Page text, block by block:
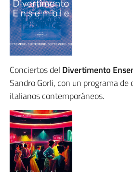
Conciertos del Divertimento
Sandro Gorli, con un programa de
italianos contemporáneos.